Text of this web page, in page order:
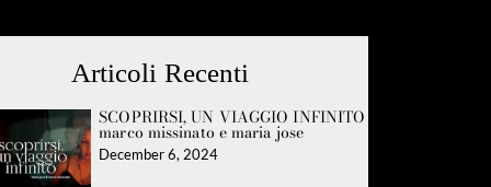
Articoli Recenti
SCOPRIRSI, UN VIAGGIO INFINITO con
marco missinato e maria jose
December 6, 2024